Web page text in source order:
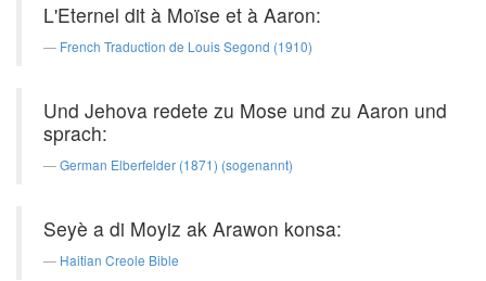
L'Eternel dit à Moïse et à Aaron:
French Traduction de Louis Segond (1910)
Und Jehova redete zu Mose und zu Aaron und
sprach:
German Elberfelder (1871) (sogenannt)
Seyè a di Moyiz ak Arawon konsa:
Haitian Creole Bible